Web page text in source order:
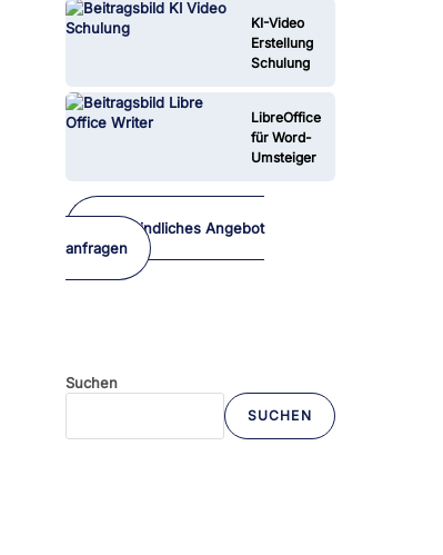
KI-Video
Erstellung
Schulung
LibreOffice
für Word-
Umsteiger
Unverbindliches Angebot
anfragen
Suchen
SUCHEN